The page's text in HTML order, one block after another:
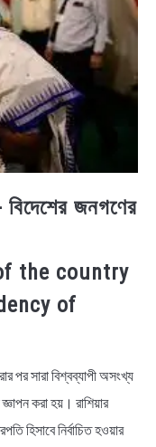
বিদেশের জনগণের
the country
of
পর সারা বিশ্বব্যাপী অসংখ্য
জ্ঞাপন করা হয়। রাশিয়ার
হিসাবে নির্বাচিত হওয়ার